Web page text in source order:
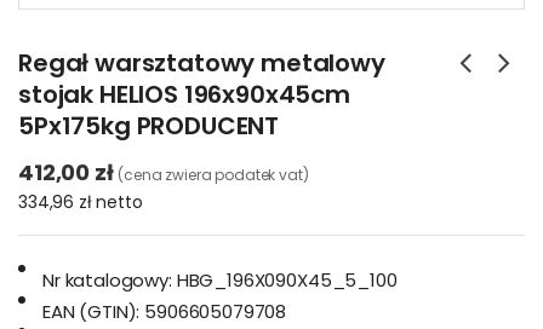
Regał warsztatowy metalowy
stojak HELIOS 196x90x45cm
5Px175kg PRODUCENT
412,00 zł (cena zwiera podatek vat)
334,96 złnetto
Nr katalogowy: HBG_196X090X45_5_100
EAN (GTIN): 5906605079708